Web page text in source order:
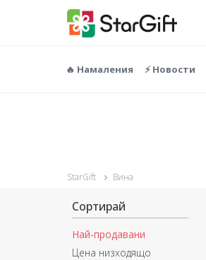
🔥 Намаления ⚡️ Новости
StarGift Вина
Сортирай
Най-продавани
Цена низходящо